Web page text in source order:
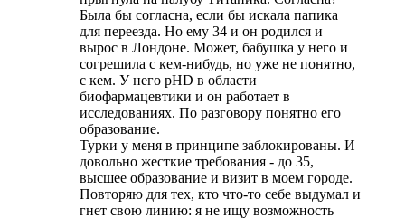
Была бы согласна, если бы искала папика
для переезда. Но ему 34 и он родился и
вырос в Лондоне. Может, бабушка у него и
согрешила с кем-нибудь, но уже не понятно,
с кем. У него рНD в области
биофармацевтики и он работает в
исследованиях. По разговору понятно его
образование.
Турки у меня в принципе заблокированы. И
довольно жесткие требования - до 35,
высшее образование и визит в моем городе.
Повторяю для тех, кто что-то себе выдумал и
гнет свою линию: я не ищу возможность